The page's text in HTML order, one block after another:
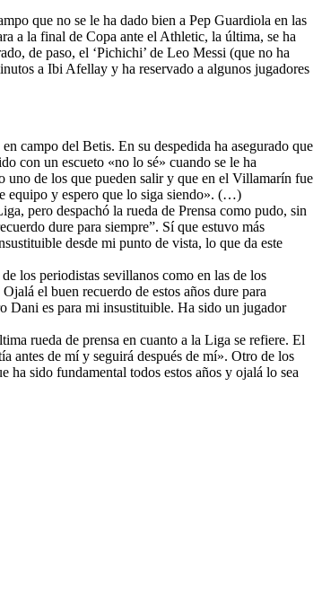
que no se le ha dado bien a Pep Guardiola en las
a la final de Copa ante el Athletic, la última, se ha
de paso, el ‘Pichichi’ de Leo Messi (que no ha
a Ibi Afellay y ha reservado a algunos jugadores
campo del Betis. En su despedida ha asegurado que
con un escueto «no lo sé» cuando se le ha
uno de los que pueden salir y que en el Villamarín fue
equipo y espero que lo siga siendo». (…)
pero despachó la rueda de Prensa como pudo, sin
dure para siempre”. Sí que estuvo más
desde mi punto de vista, lo que da este
los periodistas sevillanos como en las de los
el buen recuerdo de estos años dure para
Dani es para mi insustituible. Ha sido un jugador
rueda de prensa en cuanto a la Liga se refiere. El
antes de mí y seguirá después de mí». Otro de los
sido fundamental todos estos años y ojalá lo sea